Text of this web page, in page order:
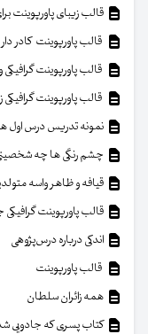
قالب زیبای پاورپوینت
قالب پاورپوینت کادر دار
قالب پاورپوینت گرافیکی
قالب پاورپوینت گرافیکی
نمونه تدریس درس اول
چشم رنگی ها چه
قیافه و ظاهر واسه
قالب پاورپوینت
اندکی درباره درس‌پژوهی
قالب پاورپوینت
همه زائران سلطان
کتاب پسری که جادویی